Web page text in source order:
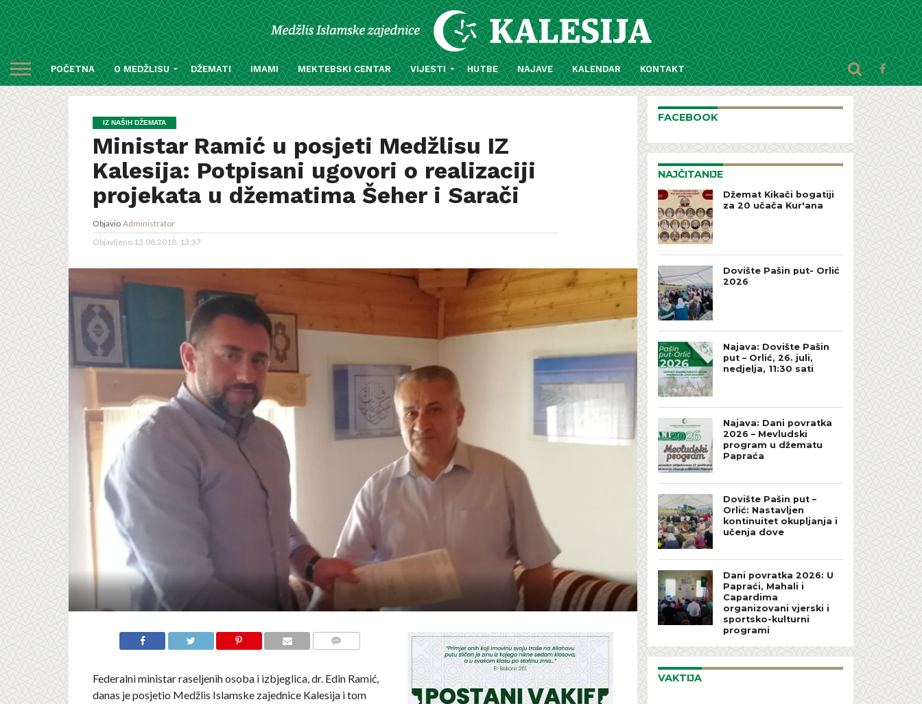
POČETNA O MEDŽLISU DŽEMATI IMAMI MEKTEBSKI CENTAR VIJESTI HUTBE NAJAVE KALENDAR KONTAKT
IZ NAŠIH DŽEMATA
Ministar Ramić u posjeti Medžlisu IZ
Kalesija: Potpisani ugovori o realizaciji
projekata u džematima Šeher i Sarači
Objavio Administrator
Objavljeno 13.08.2018. 13:37
Federalni ministar raseljenih osoba i izbjeglica, dr. Edin Ramić,
danas je posjetio Medžlis Islamske zajednice Kalesija i tom
FACEBOOK
NAJČITANIJE
Džemat Kikači bogatiji
za 20 učača Kur'ana
Dovište Pašin put- Orlić
2026
Najava: Dovište Pašin
put – Orlić, 26. juli,
nedjelja, 11:30 sati
Najava: Dani povratka
2026 – Mevludski
program u džematu
Papraća
Dovište Pašin put –
Orlić: Nastavljen
kontinuitet okupljanja i
učenja dove
Dani povratka 2026: U
Papraći, Mahali i
Capardima
organizovani vjerski i
sportsko-kulturni
programi
VAKTIJA